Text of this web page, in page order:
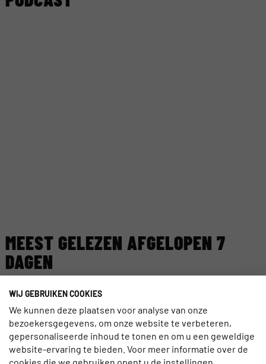
MEEST GELEZEN AFGELOPEN 7
DAGEN
TECHNOLOGIE
EGYPTE LANCEERT NIEUW DIGITAAL
VISUMSYSTEEM
AI
AI ACT VAN KRACHT: ZORG DAT REIZIGERS
WIJ GEBRUIKEN COOKIES
We kunnen deze plaatsen voor analyse van onze
bezoekersgegevens, om onze website te verbeteren,
gepersonaliseerde inhoud te tonen en om u een geweldige
website-ervaring te bieden. Voor meer informatie over de